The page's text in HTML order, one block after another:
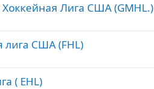
Лига США (GMHL.)
лига США (FHL)
( EHL)